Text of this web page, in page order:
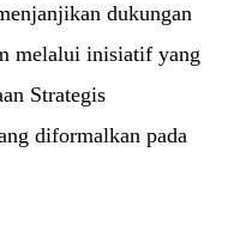
dukungan
melalui inisiatif yang
Strategis
diformalkan pada